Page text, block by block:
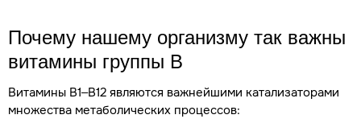
Почему нашему организму так важны
витамины группы B
Витамины В1–В12 являются важнейшими катализаторами
множества метаболических процессов: